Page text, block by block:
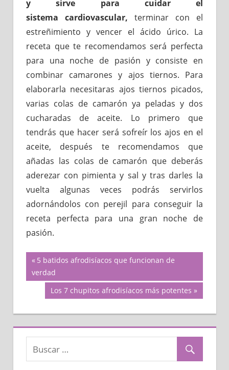
y sirve para cuidar el
sistema cardiovascular, terminar con el
estreñimiento y vencer el ácido úrico. La
receta que te recomendamos será perfecta
para una noche de pasión y consiste en
combinar camarones y ajos tiernos. Para
elaborarla necesitaras ajos tiernos picados,
varias colas de camarón ya peladas y dos
cucharadas de aceite. Lo primero que
tendrás que hacer será sofreír los ajos en el
aceite, después te recomendamos que
añadas las colas de camarón que deberás
aderezar con pimienta y sal y tras darles la
vuelta algunas veces podrás servirlos
adornándolos con perejil para conseguir la
receta perfecta para una gran noche de
pasión.
Navegación
de
Previous
Post:
5 batidos afrodisíacos que funcionan de
verdad
Next
Post:
Los 7 chupitos afrodisíacos más potentes